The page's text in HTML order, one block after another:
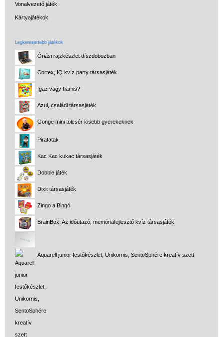
Vonalvezető játék
Kártyajátékok
Legkeresettebb játékok
Óriási rajzkészlet díszdobozban
Cortex, IQ kvíz party társasjáték
Igaz vagy hamis?
Azul, családi társasjáték
Gonge mini tölcsér kisebb gyerekeknek
Piratatak
Kac Kac kukac társasjáték
Dobble játék
Dixit társasjáték
Zingo a Bingó
BrainBox, Az időutazó, memóriafejlesztő kvíz társasjáték
Aquarell junior festőkészlet, Unikornis, SentoSphére kreatív szett